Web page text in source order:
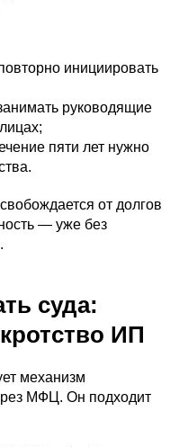
инициировать
руководящие
пяти лет нужно
от долгов
— уже без
суда:
ИП
механизм
МФЦ. Он подходит